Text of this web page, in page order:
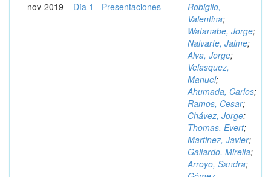
nov-2019 Día 1 - Presentaciones
Robiglio,
Valentina;
Watanabe, Jorge;
Nalvarte, Jaime;
Alva, Jorge;
Velasquez,
Manuel;
Ahumada, Carlos;
Ramos, Cesar;
Chávez, Jorge;
Thomas, Evert;
Martinez, Javier;
Gallardo, Mirella;
Arroyo, Sandra;